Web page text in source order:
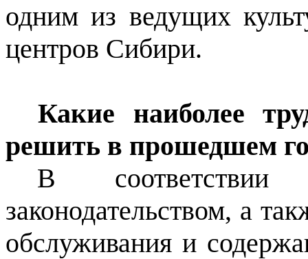
одним из ведущих
центров Сибири.
Какие наиболее
решить в прошедшем
В
законодательством, а
обслуживания и